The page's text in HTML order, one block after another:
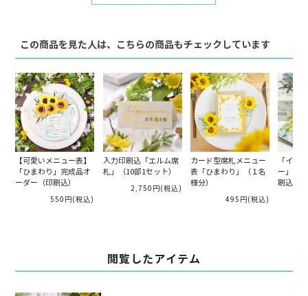
この商品を見た人は、こちらの商品もチェックしています
【可愛いメニュー表】
「ひまわり」完成品オ
ーダー（印刷込）
550円(税込)
入力印刷込「エルム席
札」（10部1セット）
2,750円(税込)
カード型席札メニュー
表「ひまわり」（１名
様分）
495円(税込)
「イニ
ー」席
刷込）
閲覧したアイテム